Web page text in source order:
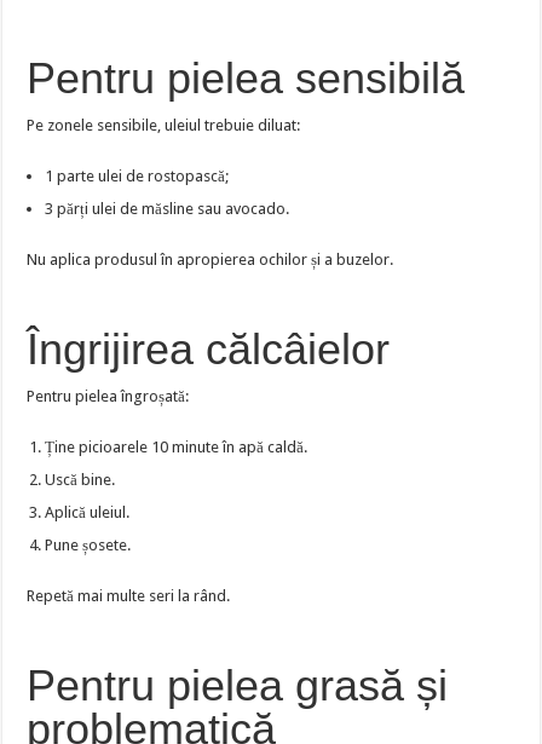
Pentru pielea sensibilă
Pe zonele sensibile, uleiul trebuie diluat:
1 parte ulei de rostopască;
3 părți ulei de măsline sau avocado.
Nu aplica produsul în apropierea ochilor și a buzelor.
Îngrijirea călcâielor
Pentru pielea îngroșată:
Ține picioarele 10 minute în apă caldă.
Uscă bine.
Aplică uleiul.
Pune șosete.
Repetă mai multe seri la rând.
Pentru pielea grasă și
problematică